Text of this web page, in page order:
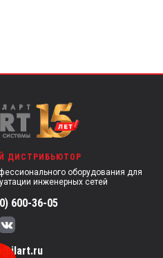
ДИСТРИБЬЮТОР
оборудования для
инженерных сетей
600-36-05